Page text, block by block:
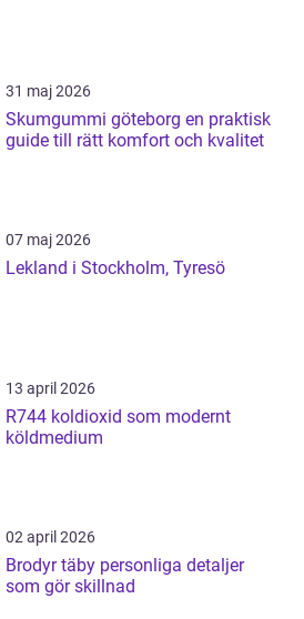
31 maj 2026
Skumgummi göteborg en praktisk
guide till rätt komfort och kvalitet
07 maj 2026
Lekland i Stockholm, Tyresö
13 april 2026
R744 koldioxid som modernt
köldmedium
02 april 2026
Brodyr täby personliga detaljer
som gör skillnad